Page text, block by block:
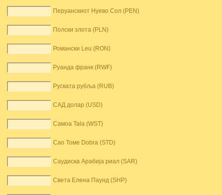
Перуанскиот Нуево Сол (PEN)
Полски злота (PLN)
Романски Leu (RON)
Руанда франк (RWF)
Руската рубља (RUB)
САД долар (USD)
Самоа Tala (WST)
Сао Томе Dobra (STD)
Саудиска Арабија риал (SAR)
Света Елена Паунд (SHP)